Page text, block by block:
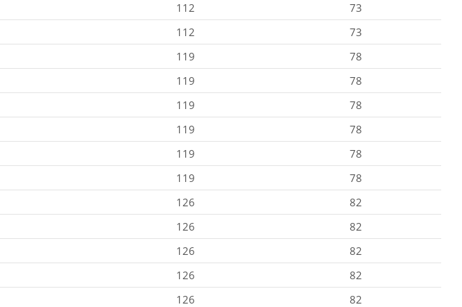
112
73
112
73
119
78
119
78
119
78
119
78
119
78
119
78
126
82
126
82
126
82
126
82
126
82